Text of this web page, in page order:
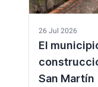
26 Jul 2026
El
San Martín